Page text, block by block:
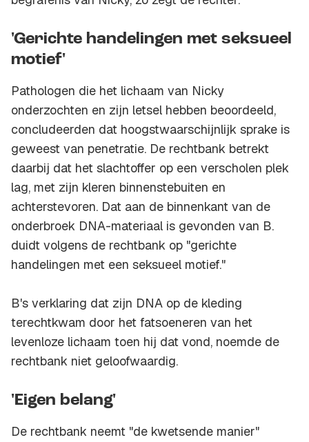
'Gerichte handelingen met seksueel
motief'
Pathologen die het lichaam van Nicky
onderzochten en zijn letsel hebben beoordeeld,
concludeerden dat hoogstwaarschijnlijk sprake is
geweest van penetratie. De rechtbank betrekt
daarbij dat het slachtoffer op een verscholen plek
lag, met zijn kleren binnenstebuiten en
achterstevoren. Dat aan de binnenkant van de
onderbroek DNA-materiaal is gevonden van B.
duidt volgens de rechtbank op "gerichte
handelingen met een seksueel motief."
B's verklaring dat zijn DNA op de kleding
terechtkwam door het fatsoeneren van het
levenloze lichaam toen hij dat vond, noemde de
rechtbank niet geloofwaardig.
'Eigen belang'
De rechtbank neemt "de kwetsende manier"